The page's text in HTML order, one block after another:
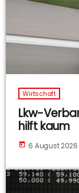
Wirtschaft
Lkw-
hilft kaum
today 6 August 2026